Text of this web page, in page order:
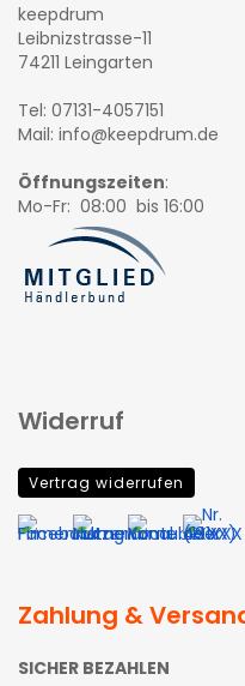
keepdrum
Leibnizstrasse-11
74211 Leingarten
Tel: 07131-4057151
Mail: info@keepdrum.de
Öffnungszeiten:
Mo-Fr: 08:00 bis 16:00
Widerruf
Vertrag widerrufen
Zahlung &
SICHER BEZAHLEN